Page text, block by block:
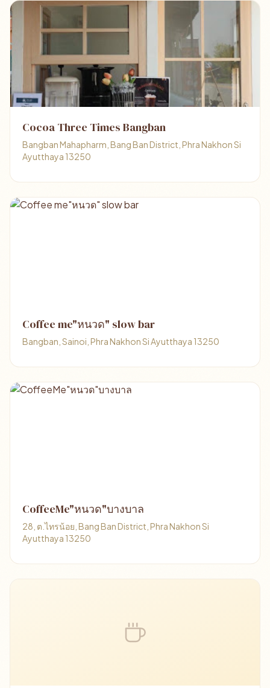
Cocoa Three Times Bangban
Bangban Mahapharm, Bang Ban District, Phra Nakhon Si
Ayutthaya 13250
Coffee me"หนวด" slow bar
Bangban, Sainoi, Phra Nakhon Si Ayutthaya 13250
CoffeeMe"หนวด"บางบาล
28, ต.ไทรน้อย, Bang Ban District, Phra Nakhon Si
Ayutthaya 13250